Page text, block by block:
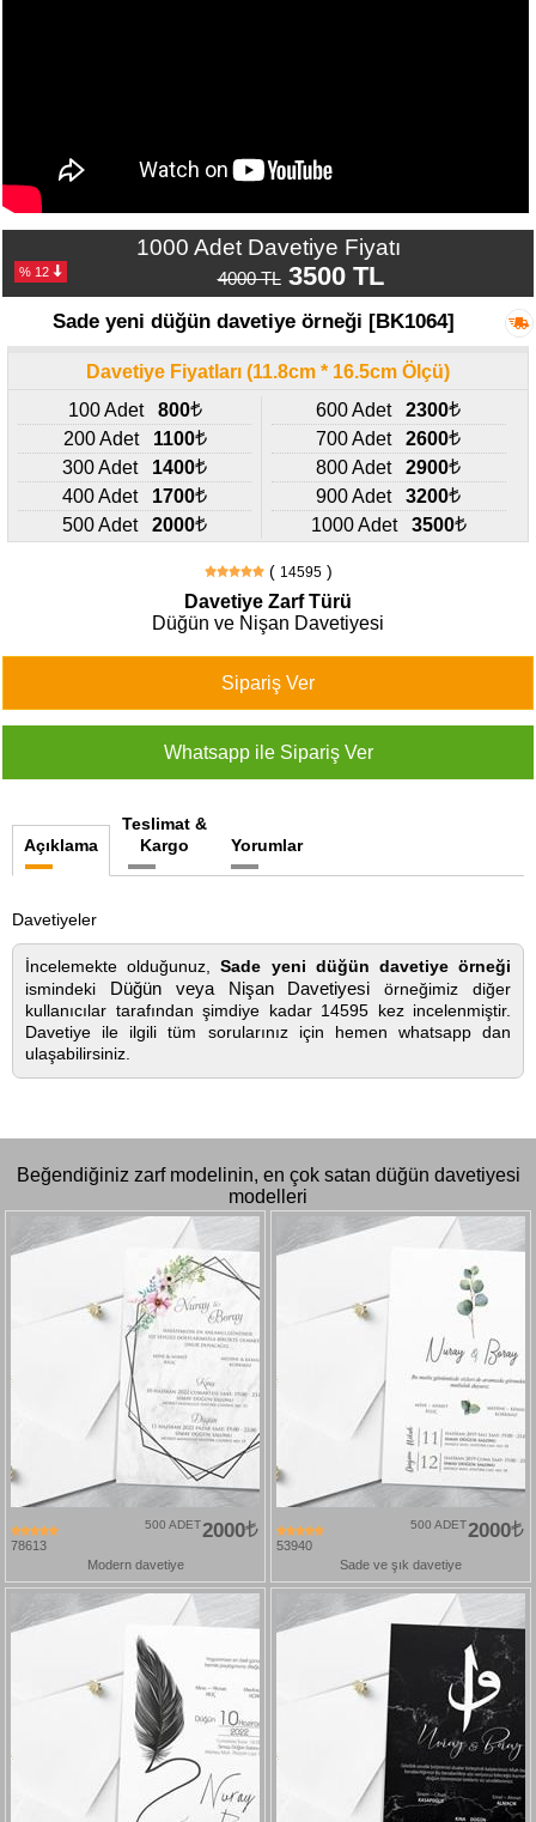
0533
29
1000 Adet Davetiye Fiyatı
% 12 4000 TL3500 TL
Sade yeni düğün davetiye örneği [BK1064]
Davetiye Fiyatları (11.8cm * 16.5cm Ölçü)
100 Adet
800
200 Adet
1100
300 Adet
1400
400 Adet
1700
500 Adet
2000
600 Adet
2300
700 Adet
2600
800 Adet
2900
900 Adet
3200
1000 Adet
3500
( 14595)
Davetiye Zarf Türü
Düğün ve Nişan Davetiyesi
Açıklama
Teslimat &
Kargo
Yorumlar
Davetiyeler
İncelemekte olduğunuz,Sade yeni düğün davetiye örneği
ismindeki Düğün veya Nişan Davetiyesi örneğimiz diğer
kullanıcılar tarafından şimdiye kadar 14595 kez incelenmiştir.
Davetiye ile ilgili tüm sorularınız için hemen whatsapp dan
ulaşabilirsiniz.
Beğendiğiniz zarf modelinin, en çok satan düğün davetiyesi
modelleri
78613
2000
500 ADET
Modern davetiye
53940
2000
500 ADET
Sade ve şık davetiye